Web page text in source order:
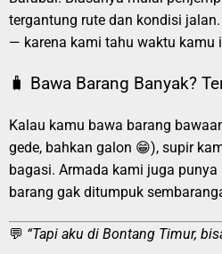
tergantung rute dan kondisi
— karena kami tahu waktu kamu
🧳 Bawa Barang Banyak?
Kalau kamu bawa barang
gede, bahkan galon 😁), supir
bagasi. Armada kami juga
barang gak ditumpuk
💬 “Tapi aku di Bontang Timur,